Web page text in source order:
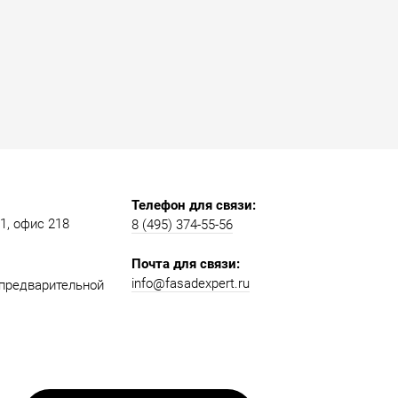
офис 218​​
Телефон для связи:
8 (495) 374-55-56​
Почта для связи:
info@fasadexpert.ru